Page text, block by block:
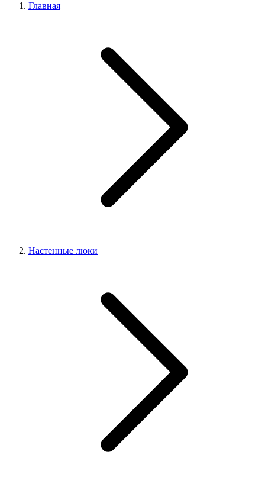
Главная
Настенные люки